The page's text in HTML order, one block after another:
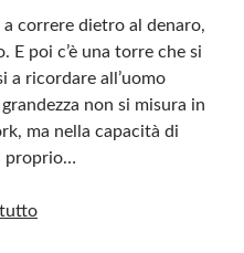
a correre dietro al denaro,
E poi c’è una torre che si
a ricordare all’uomo
non si misura in
ma nella capacità di
proprio…
tuttoGaudí,